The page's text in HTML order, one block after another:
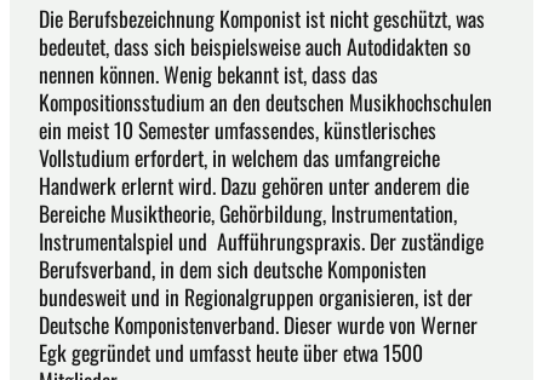
Die Berufsbezeichnung Komponist ist nicht geschützt, was
bedeutet, dass sich beispielsweise auch Autodidakten so
nennen können. Wenig bekannt ist, dass das
Kompositionsstudium an den deutschen Musikhochschulen
ein meist 10 Semester umfassendes, künstlerisches
Vollstudium erfordert, in welchem das umfangreiche
Handwerk erlernt wird. Dazu gehören unter anderem die
Bereiche Musiktheorie, Gehörbildung, Instrumentation,
Instrumentalspiel und Aufführungspraxis. Der zuständige
Berufsverband, in dem sich deutsche Komponisten
bundesweit und in Regionalgruppen organisieren, ist der
Deutsche Komponistenverband. Dieser wurde von Werner
Egk gegründet und umfasst heute über etwa 1500